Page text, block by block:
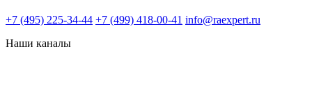
+7 (495) 225-34-44 +7 (499) 418-00-41 info@raexpert.ru
Наши каналы